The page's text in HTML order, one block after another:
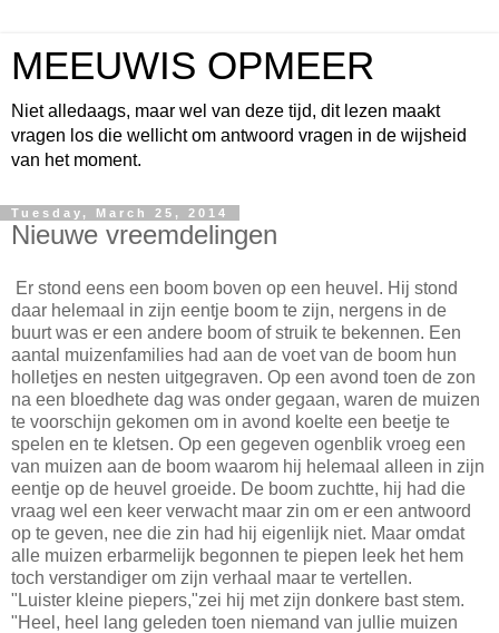
MEEUWIS OPMEER
Niet alledaags, maar wel van deze tijd, dit lezen maakt
vragen los die wellicht om antwoord vragen in de wijsheid
van het moment.
Tuesday, March 25, 2014
Nieuwe vreemdelingen
Er stond eens een boom boven op een heuvel. Hij stond
daar helemaal in zijn eentje boom te zijn, nergens in de
buurt was er een andere boom of struik te bekennen. Een
aantal muizenfamilies had aan de voet van de boom hun
holletjes en nesten uitgegraven. Op een avond toen de zon
na een bloedhete dag was onder gegaan, waren de muizen
te voorschijn gekomen om in avond koelte een beetje te
spelen en te kletsen. Op een gegeven ogenblik vroeg een
van muizen aan de boom waarom hij helemaal alleen in zijn
eentje op de heuvel groeide. De boom zuchtte, hij had die
vraag wel een keer verwacht maar zin om er een antwoord
op te geven, nee die zin had hij eigenlijk niet. Maar omdat
alle muizen erbarmelijk begonnen te piepen leek het hem
toch verstandiger om zijn verhaal maar te vertellen.
"Luister kleine piepers,"zei hij met zijn donkere bast stem.
"Heel, heel lang geleden toen niemand van jullie muizen